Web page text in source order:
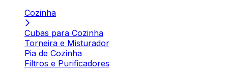
Cozinha
Cubas para Cozinha
Torneira e Misturador
Pia de Cozinha
Filtros e Purificadores